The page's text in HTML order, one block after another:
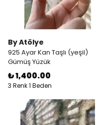
By Atölye
925 Ayar Kan Taşlı (yeşil)
Gümüş Yüzük
₺ 1,400.00
3 Renk 1 Beden